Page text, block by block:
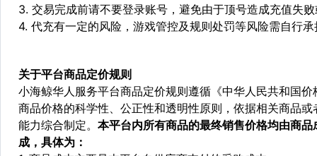
3. 交易完成前请不要登录账号，避免由于顶号造成充值失
4. 代充有一定的风险，游戏管控及规则处罚等风险需自行承
关于平台商品定价规则
小海鲸华人服务平台商品定价规则遵循《中华人民共和国
商品价格的科学性、公正性和透明性原则，依据相关商品
能力综合制定。 本平台内所有商品的最终销售价格均由商
成，具体为：